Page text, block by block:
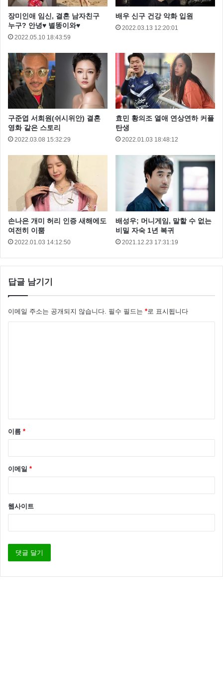
윤석민을 모르는 분은 없겠죠 KIA 의 대표 투수 인 윤석
민은 지난 2005년 KIA에 입단해 2년 정도 불펜 투수로
대표 오른손 투수로 활약하고 있습니다.
장미인애 임신, 결혼 남자친구
누구? 안녕♥ 별똥이와♥
2022.05.10 18:43:59
배우 신구 건강 악화 입원
2022.03.13 12:20:01
구준엽 서희원(쉬시위안) 결혼
영화 같은 스토리
2022.03.08 15:32:29
효민 황의조 열애 연상연하 커플
탄생
2022.01.03 18:48:12
손나은 개미 허리 인증 새해에도
여전히 이뿜
2022.01.03 14:12:50
배성우; 머니게임, 말할 수 없는
비밀 자숙 1년 복귀
2021.12.23 17:31:19
답글 남기기
이메일 주소는 공개되지 않습니다. 필수 필드는 *로 표시됩니다
이름 *
이메일 *
웹사이트